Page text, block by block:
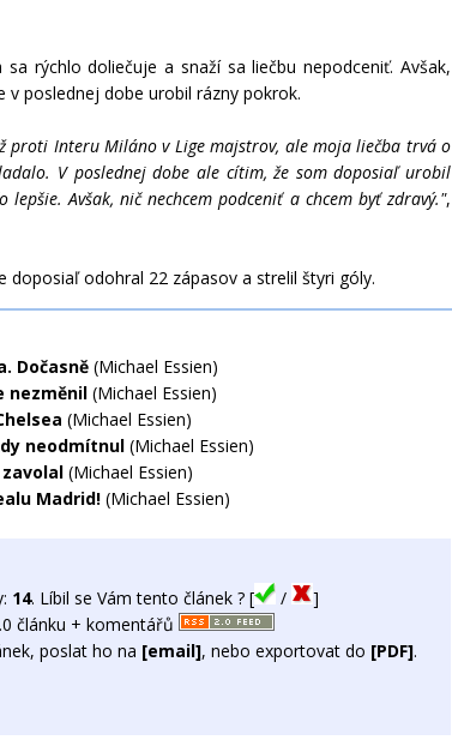
rýchlo doliečuje a snaží sa liečbu nepodceniť. Avšak,
v poslednej dobe urobil rázny pokrok.
proti Interu Miláno v Lige majstrov, ale moja liečba trvá o
V poslednej dobe ale cítim, že som doposiaľ urobil
Avšak, nič nechcem podceniť a chcem byť zdravý.",
doposiaľ odohral 22 zápasov a strelil štyri góly.
Dočasně (Michael Essien)
nezměnil (Michael Essien)
(Michael Essien)
neodmítnul (Michael Essien)
(Michael Essien)
Madrid! (Michael Essien)
14. Líbil se Vám tento článek ? [ /
]
článku + komentářů
poslat ho na [email], nebo exportovat do [PDF].